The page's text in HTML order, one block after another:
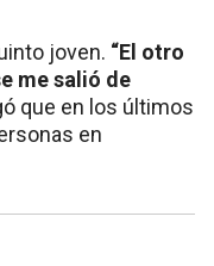
joven. “El otro
me salió de
que en los últimos
en